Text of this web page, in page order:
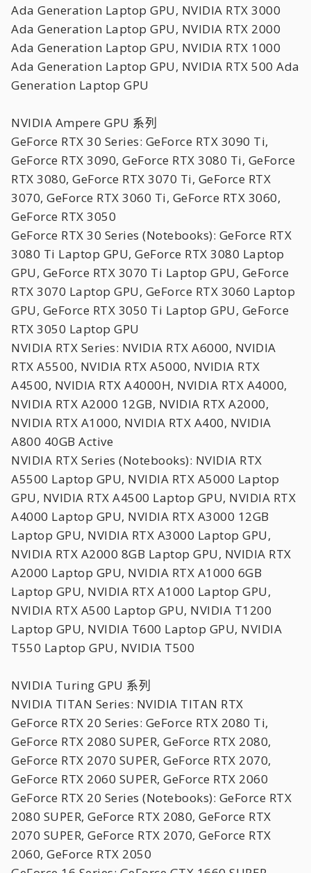
Ada Generation Laptop GPU, NVIDIA RTX 3000
Ada Generation Laptop GPU, NVIDIA RTX 2000
Ada Generation Laptop GPU, NVIDIA RTX 1000
Ada Generation Laptop GPU, NVIDIA RTX 500 Ada
Generation Laptop GPU
NVIDIA Ampere GPU 系列
GeForce RTX 30 Series: GeForce RTX 3090 Ti,
GeForce RTX 3090, GeForce RTX 3080 Ti, GeForce
RTX 3080, GeForce RTX 3070 Ti, GeForce RTX
3070, GeForce RTX 3060 Ti, GeForce RTX 3060,
GeForce RTX 3050
GeForce RTX 30 Series (Notebooks): GeForce RTX
3080 Ti Laptop GPU, GeForce RTX 3080 Laptop
GPU, GeForce RTX 3070 Ti Laptop GPU, GeForce
RTX 3070 Laptop GPU, GeForce RTX 3060 Laptop
GPU, GeForce RTX 3050 Ti Laptop GPU, GeForce
RTX 3050 Laptop GPU
NVIDIA RTX Series: NVIDIA RTX A6000, NVIDIA
RTX A5500, NVIDIA RTX A5000, NVIDIA RTX
A4500, NVIDIA RTX A4000H, NVIDIA RTX A4000,
NVIDIA RTX A2000 12GB, NVIDIA RTX A2000,
NVIDIA RTX A1000, NVIDIA RTX A400, NVIDIA
A800 40GB Active
NVIDIA RTX Series (Notebooks): NVIDIA RTX
A5500 Laptop GPU, NVIDIA RTX A5000 Laptop
GPU, NVIDIA RTX A4500 Laptop GPU, NVIDIA RTX
A4000 Laptop GPU, NVIDIA RTX A3000 12GB
Laptop GPU, NVIDIA RTX A3000 Laptop GPU,
NVIDIA RTX A2000 8GB Laptop GPU, NVIDIA RTX
A2000 Laptop GPU, NVIDIA RTX A1000 6GB
Laptop GPU, NVIDIA RTX A1000 Laptop GPU,
NVIDIA RTX A500 Laptop GPU, NVIDIA T1200
Laptop GPU, NVIDIA T600 Laptop GPU, NVIDIA
T550 Laptop GPU, NVIDIA T500
NVIDIA Turing GPU 系列
NVIDIA TITAN Series: NVIDIA TITAN RTX
GeForce RTX 20 Series: GeForce RTX 2080 Ti,
GeForce RTX 2080 SUPER, GeForce RTX 2080,
GeForce RTX 2070 SUPER, GeForce RTX 2070,
GeForce RTX 2060 SUPER, GeForce RTX 2060
GeForce RTX 20 Series (Notebooks): GeForce RTX
2080 SUPER, GeForce RTX 2080, GeForce RTX
2070 SUPER, GeForce RTX 2070, GeForce RTX
2060, GeForce RTX 2050